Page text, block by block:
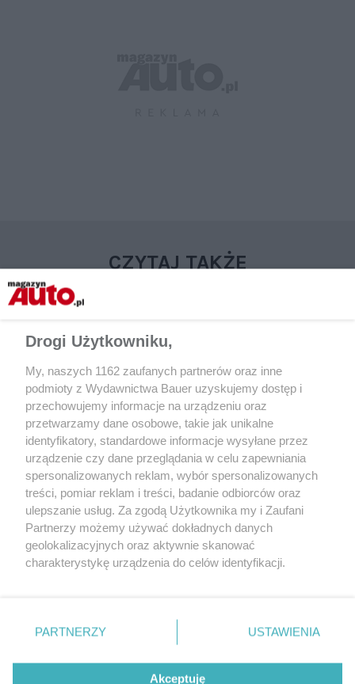
CZYTAJ TAKŻE
AKTUALNOŚCI
Cupra Formentor VZ5 za 312 tys. zł
– droższa i słabsza od Audi RS Q3
i Mercedesa-AMG GLA 45 S
TEST
Cupra Formentor VZ
245 DSG – TEST
REGULAMIN SERWISU
Drogi Użytkowniku,
My, naszych 1162 zaufanych partnerów oraz inne
podmioty z Wydawnictwa Bauer uzyskujemy dostęp i
przechowujemy informacje na urządzeniu oraz
przetwarzamy dane osobowe, takie jak unikalne
identyfikatory, standardowe informacje wysyłane przez
urządzenie czy dane przeglądania w celu zapewniania
spersonalizowanych reklam, wybór spersonalizowanych
treści, pomiar reklam i treści, badanie odbiorców oraz
ulepszanie usług. Za zgodą Użytkownika my i Zaufani
Partnerzy możemy używać dokładnych danych
geolokalizacyjnych oraz aktywnie skanować
charakterystykę urządzenia do celów identyfikacji.
zmienić/wycofać klikając przycisk ustawień prywatności
znajdujący się w lewym dolnym rogu strony
rodzaje przetwarzania danych nie wymagają zgody
PARTNERZY USTAWIENIA
Akceptuję